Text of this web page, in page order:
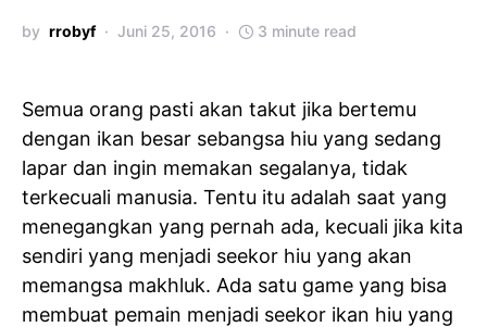
by rrobyf Juni 25, 2016 3 minute read
Semua orang pasti akan takut jika bertemu
dengan ikan besar sebangsa hiu yang sedang
lapar dan ingin memakan segalanya, tidak
terkecuali manusia. Tentu itu adalah saat yang
menegangkan yang pernah ada, kecuali jika kita
sendiri yang menjadi seekor hiu yang akan
memangsa makhluk. Ada satu game yang bisa
membuat pemain menjadi seekor ikan hiu yang